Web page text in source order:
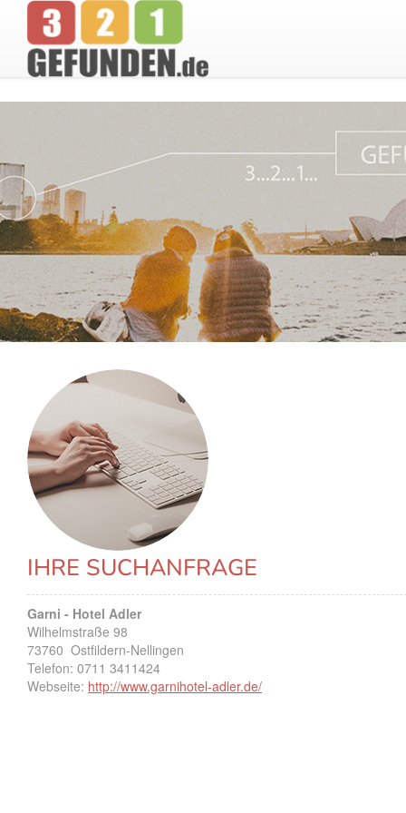
IHRE SUCHANFRAGE
Garni - Hotel Adler
Wilhelmstraße 98
73760 Ostfildern-Nellingen
Telefon: 0711 3411424
Webseite: http://www.garnihotel-adler.de/